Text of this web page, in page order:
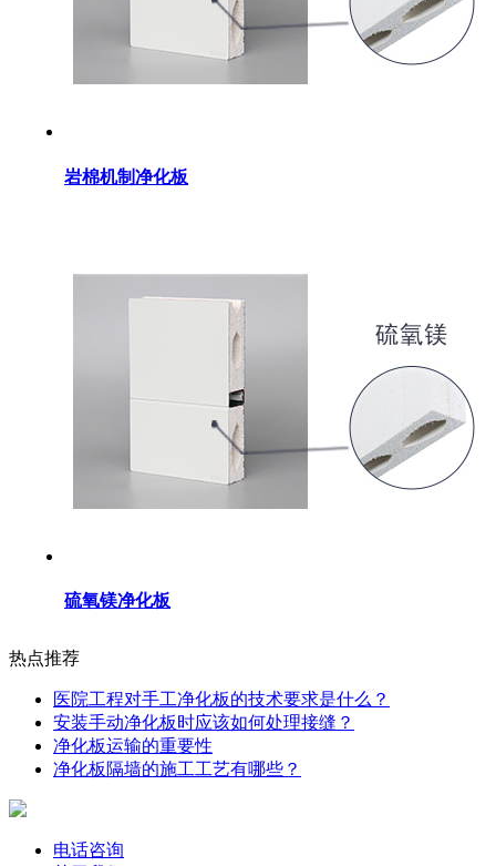
岩棉机制净化板
硫氧镁净化板
热点推荐
医院工程对手工净化板的技术要求是什么？
安装手动净化板时应该如何处理接缝？
净化板运输的重要性
净化板隔墙的施工工艺有哪些？
电话咨询